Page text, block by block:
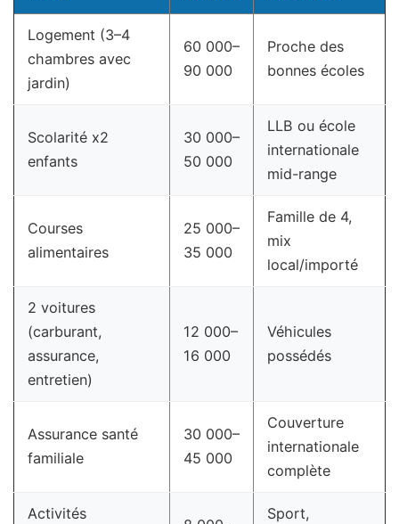
Logement (3–4
chambres avec
jardin)
60 000–
90 000
Proche des
bonnes écoles
Scolarité x2
enfants
30 000–
50 000
LLB ou école
internationale
mid-range
Courses
alimentaires
25 000–
35 000
Famille de 4,
mix
local/importé
2 voitures
(carburant,
assurance,
entretien)
12 000–
16 000
Véhicules
possédés
Assurance santé
familiale
30 000–
45 000
Couverture
internationale
complète
Activités
Sport,